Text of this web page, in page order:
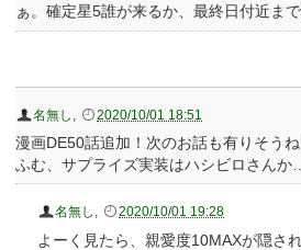
ぁ。確定星5誰が来るか、最終日付近ま
名無し 2020/10/01 18:51
漫画DE50話追加！次のお話も有りそうね
ふむ、サプライズ実装はハシビロさんか
名無し , 2020/10/01 19:28
よーく見たら、親愛度10MAXが隠さ